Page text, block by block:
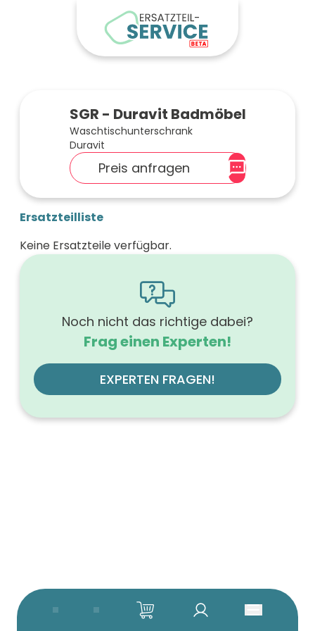
SGR - Duravit Badmöbel
Waschtischunterschrank
Duravit
Preis anfragen
Ersatzteilliste
Keine Ersatzteile verfügbar.
Noch nicht das richtige dabei?
Frag einen Experten!
EXPERTEN FRAGEN!